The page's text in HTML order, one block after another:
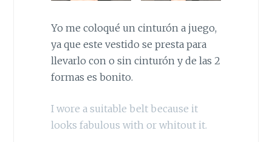
Yo me coloqué un cinturón a juego,
ya que este vestido se presta para
llevarlo con o sin cinturón y de las 2
formas es bonito.
I wore a suitable belt because it
looks fabulous with or whitout it.